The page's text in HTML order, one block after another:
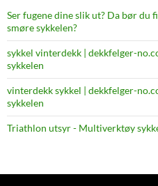
Ser fugene dine slik ut? Da bør du
smøre sykkelen?
sykkel vinterdekk | dekkfelger-
sykkelen
vinterdekk sykkel | dekkfelger-
sykkelen
Triathlon utsyr - Multiverktøy